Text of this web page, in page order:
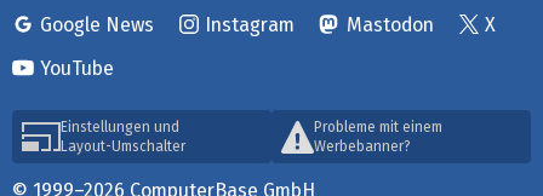
Google News
Instagram Mastodon
X
YouTube
Einstellungen und
Layout-Umschalter
Probleme mit einem
Werbebanner?
© 1999–2026 ComputerBase GmbH